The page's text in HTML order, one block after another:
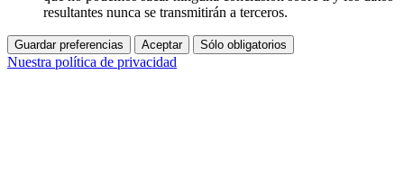
resultantes nunca se transmitirán a terceros.
Guardar preferencias Aceptar Sólo obligatorios
Nuestra política de privacidad